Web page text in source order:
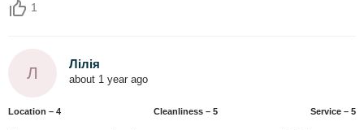
1
Л Лілія
about 1 year ago
Location – 4 Сleanliness – 5 Service – 5